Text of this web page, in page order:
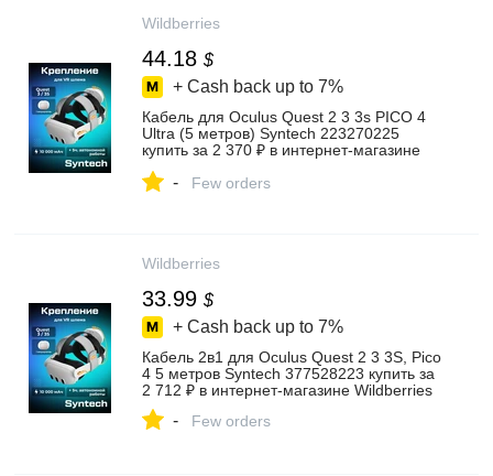
Wildberries
44.18 $
+ Cash back up to 7%
Кабель для Oculus Quest 2 3 3s PICO 4
Ultra (5 метров) Syntech 223270225
купить за 2 370 ₽ в интернет‑магазине
- Few orders
Wildberries
33.99 $
+ Cash back up to 7%
Кабель 2в1 для Oculus Quest 2 3 3S, Pico
4 5 метров Syntech 377528223 купить за
2 712 ₽ в интернет‑магазине Wildberries
- Few orders